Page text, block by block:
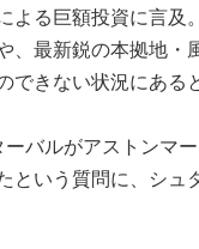
よる巨額投資に言及
、最新鋭の本拠地・
できない状況にある
バルがアストンマ
という質問に、シュ